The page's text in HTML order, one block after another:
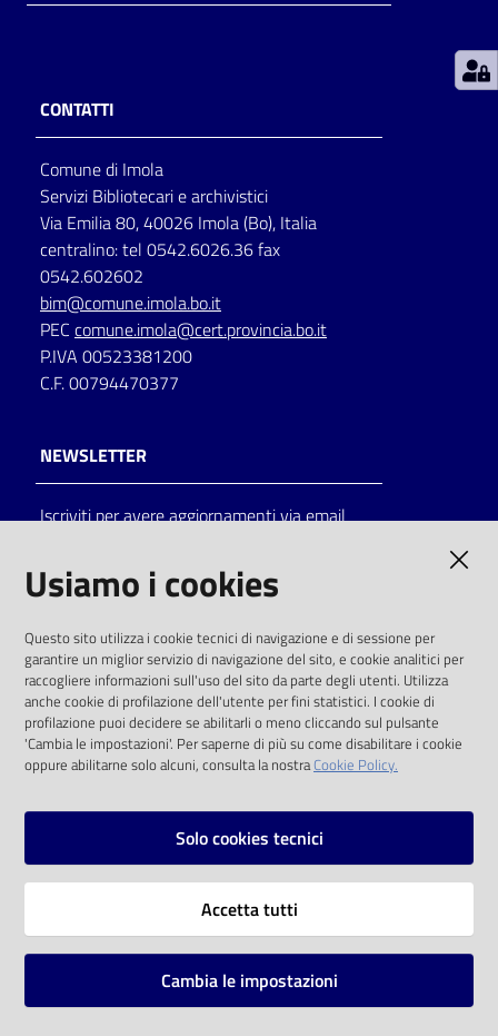
per
lettura
Seguici
su
Catalogo
on line
Eventi
Chiedi al
bibliotecario
CONTATTI
Comune di Imola
Servizi Bibliotecari e archivistici
Via Emilia 80, 40026 Imola (Bo), Italia
centralino: tel 0542.6026.36 fax
0542.602602
bim@comune.imola.bo.it
PEC comune.imola@cert.provincia.bo.it
P.IVA 00523381200
C.F. 00794470377
NEWSLETTER
Iscriviti per avere aggiornamenti via email
solo alle condizioni previste dalla direttiva
comunitaria 2003/98/CE e dal d.lgs. 36/2006
SOCIAL
Instagram
Vai alla pagina
Mappa del sito
Usiamo i cookies
Questo sito utilizza i cookie tecnici di navigazione e di sessione per
garantire un miglior servizio di navigazione del sito, e cookie analitici per
raccogliere informazioni sull'uso del sito da parte degli utenti. Utilizza
anche cookie di profilazione dell'utente per fini statistici. I cookie di
profilazione puoi decidere se abilitarli o meno cliccando sul pulsante
'Cambia le impostazioni'. Per saperne di più su come disabilitare i cookie
oppure abilitarne solo alcuni, consulta la nostraCookie Policy.
Solo cookies tecnici
Accetta tutti
Cambia le impostazioni